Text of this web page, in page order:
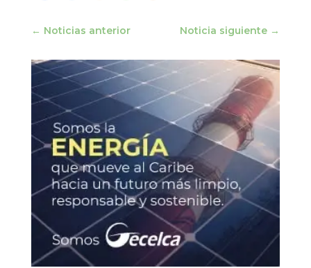
← Noticias anterior Noticia siguiente →